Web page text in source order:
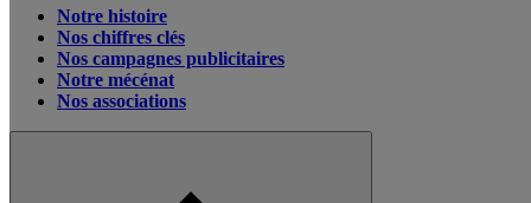
Notre histoire
Nos chiffres clés
Nos campagnes publicitaires
Notre mécénat
Nos associations